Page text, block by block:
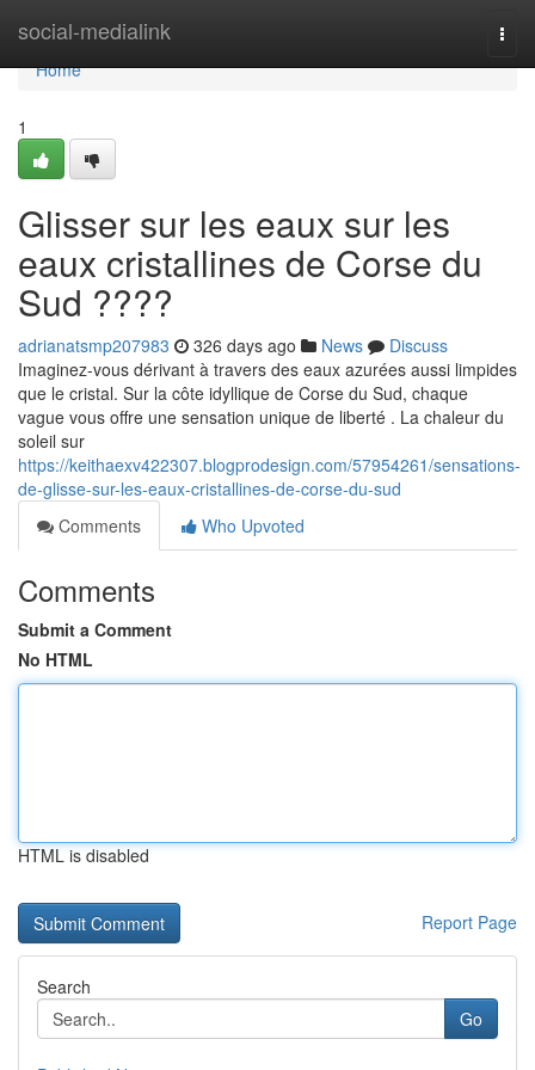
social-medialink
Home
Home
1
Glisser sur les eaux sur les
eaux cristallines de Corse du
Sud ????
adrianatsmp207983 326 days ago News
Discuss
Imaginez-vous dérivant à travers des eaux azurées aussi limpides
que le cristal. Sur la côte idyllique de Corse du Sud, chaque
vague vous offre une sensation unique de liberté . La chaleur du
soleil sur
https://keithaexv422307.blogprodesign.com/57954261/sensations-
de-glisse-sur-les-eaux-cristallines-de-corse-du-sud
Comments
Who Upvoted
Comments
Submit a Comment
No HTML
HTML is disabled
Report Page
Search
Go